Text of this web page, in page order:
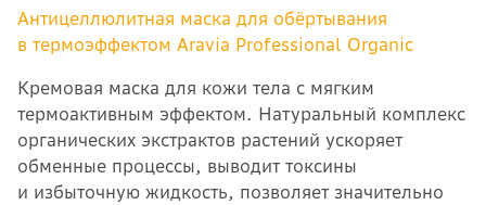
Антицеллюлитная маска для обёртывания
в термоэффектом Aravia Professional Organic
Кремовая маска для кожи тела с мягким
термоактивным эффектом. Натуральный комплекс
органических экстрактов растений ускоряет
обменные процессы, выводит токсины
и избыточную жидкость, позволяет значительно